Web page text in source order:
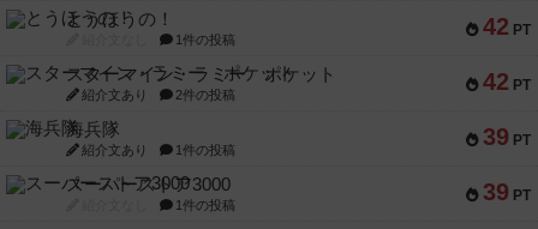
42 PT
とうほうの！
1件の投稿
42 PT
スターマイン・ラミー ポケット
紹介文あり 2件の投稿
39 PT
海兵隊
紹介文あり 1件の投稿
39 PT
スーパーストア3000
1件の投稿